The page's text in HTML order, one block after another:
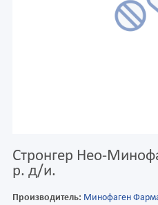
Стронгер Нео-
р. д/и.
Производитель: Минофаген